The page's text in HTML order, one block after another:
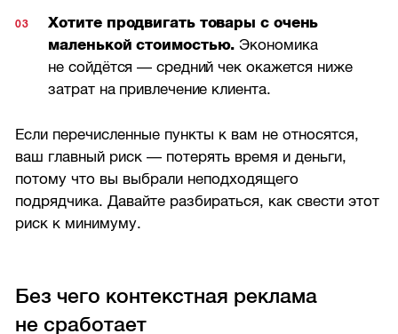
Хотите продвигать товары с очень
маленькой стоимостью. Экономика
не сойдётся — средний чек окажется ниже
затрат на привлечение клиента.
Если перечисленные пункты к вам не относятся,
ваш главный риск — потерять время и деньги,
потому что вы выбрали неподходящего
подрядчика. Давайте разбираться, как свести этот
риск к минимуму.
Без чего контекстная реклама
не сработает